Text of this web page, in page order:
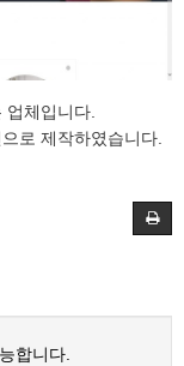
업체입니다.
로 제작하였습니다.
합니다.